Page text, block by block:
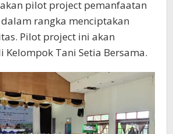
pilot project yang akan kami
atau ditiru oleh
sehingga dampak dari
ini lebih terasa. Mari
ini sebagai awal yang
tantangan inflasi pangan
depan yang lebih cerah,”
08)